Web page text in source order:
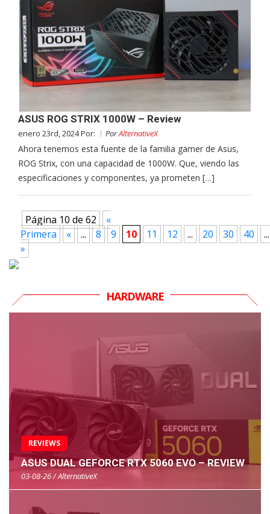
ASUS ROG STRIX 1000W – Review
enero 23rd, 2024 Por: PorAlternativeX
Ahora tenemos esta fuente de la familia gamer de Asus,
ROG Strix, con una capacidad de 1000W. Que, viendo las
especificaciones y componentes, ya prometen […]
Página 10 de 62
«
Primera
« ... 8 9 10 11 12 ... 20 30 40
...
»
HARDWARE
REVIEWS
ASUS DUAL GEFORCE RTX 5060 EVO – REVIEW
03-08-26 / AlternativeX